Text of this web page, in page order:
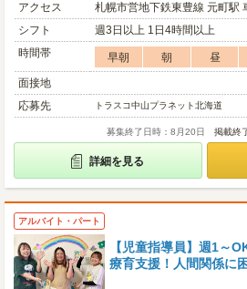
アクセス
札幌市営地下鉄東豊線 元町駅
シフト
週3日以上 1日4時間以上
時間帯
早朝 朝 昼
面接地
応募先
トラスコ中山プラネット北海道
募集終了日時：8月20日 掲載終
詳細を見る
アルバイト・パート
【児童指導員】週1～
療育支援！人間関係に